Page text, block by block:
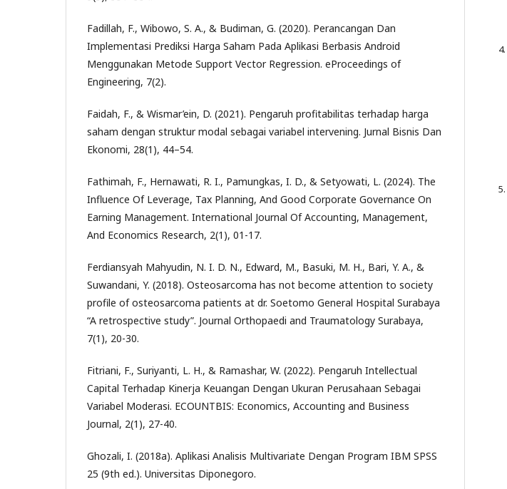
Fadillah, F., Wibowo, S. A., & Budiman, G. (2020). Perancangan Dan
Implementasi Prediksi Harga Saham Pada Aplikasi Berbasis Android
Menggunakan Metode Support Vector Regression. eProceedings of
Engineering, 7(2).
Faidah, F., & Wismar’ein, D. (2021). Pengaruh profitabilitas terhadap harga
saham dengan struktur modal sebagai variabel intervening. Jurnal Bisnis Dan
Ekonomi, 28(1), 44–54.
Fathimah, F., Hernawati, R. I., Pamungkas, I. D., & Setyowati, L. (2024). The
Influence Of Leverage, Tax Planning, And Good Corporate Governance On
Earning Management. International Journal Of Accounting, Management,
And Economics Research, 2(1), 01-17.
Ferdiansyah Mahyudin, N. I. D. N., Edward, M., Basuki, M. H., Bari, Y. A., &
Suwandani, Y. (2018). Osteosarcoma has not become attention to society
profile of osteosarcoma patients at dr. Soetomo General Hospital Surabaya
“A retrospective study”. Journal Orthopaedi and Traumatology Surabaya,
7(1), 20-30.
Fitriani, F., Suriyanti, L. H., & Ramashar, W. (2022). Pengaruh Intellectual
Capital Terhadap Kinerja Keuangan Dengan Ukuran Perusahaan Sebagai
Variabel Moderasi. ECOUNTBIS: Economics, Accounting and Business
Journal, 2(1), 27-40.
Ghozali, I. (2018a). Aplikasi Analisis Multivariate Dengan Program IBM SPSS
25 (9th ed.). Universitas Diponegoro.